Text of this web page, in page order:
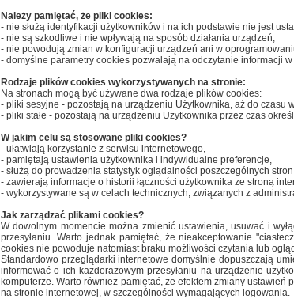
Należy pamiętać, że pliki cookies:
- nie służą identyfikacji użytkowników i na ich podstawie nie jest
- nie są szkodliwe i nie wpływają na sposób działania urządzeń,
- nie powodują zmian w konfiguracji urządzeń ani w
- domyślne parametry cookies pozwalają na odczytanie informacji
Rodzaje plików cookies wykorzystywanych na stronie:
Na stronach mogą być używane dwa rodzaje plików cookies:
- pliki sesyjne - pozostają na urządzeniu Użytkownika, aż do
- pliki stałe - pozostają na urządzeniu Użytkownika przez czas
W jakim celu są stosowane pliki cookies?
- ułatwiają korzystanie z serwisu internetowego,
- pamiętają ustawienia użytkownika i indywidualne preferencje,
- służą do prowadzenia statystyk oglądalności poszczególnych
- zawierają informacje o historii łączności użytkownika ze stroną
- wykorzystywane są w celach technicznych, związanych z
Jak zarządzać plikami cookies?
W dowolnym momencie można zmienić ustawienia, usuwać i
przesyłaniu. Warto jednak pamiętać, że nieakceptowanie
cookies nie powoduje natomiast braku możliwości czytania lub
Standardowo przeglądarki internetowe domyślnie dopuszczają
informować o ich każdorazowym przesyłaniu na urządzenie
komputerze. Warto również pamiętać, że efektem zmiany
na stronie internetowej, w szczególności wymagających logowania.